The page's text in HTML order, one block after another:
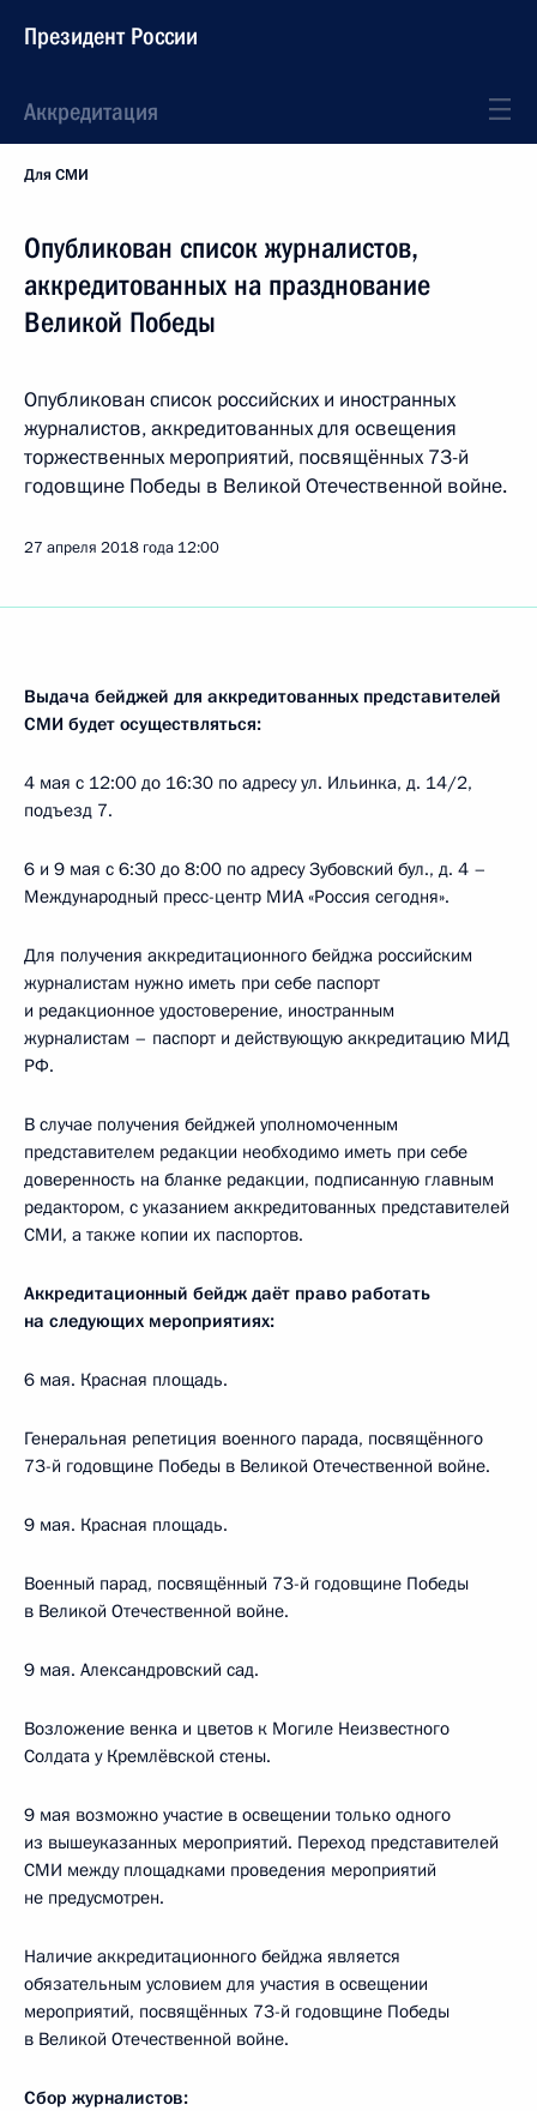
Президент России
Аккредитация
Для СМИ
Опубликован список журналистов,
аккредитованных на празднование
Великой Победы
Опубликован список российских и иностранных
журналистов, аккредитованных для освещения
торжественных мероприятий, посвящённых 73-й
годовщине Победы в Великой Отечественной войне.
27 апреля 2018 года 12:00
Выдача бейджей для аккредитованных представителей
СМИ будет осуществляться:
4 мая с 12:00 до 16:30 по адресу ул. Ильинка, д. 14/2,
подъезд 7.
6 и 9 мая с 6:30 до 8:00 по адресу Зубовский бул., д. 4 –
Международный пресс-центр МИА «Россия сегодня».
Для получения аккредитационного бейджа российским
журналистам нужно иметь при себе паспорт
и редакционное удостоверение, иностранным
журналистам – паспорт и действующую аккредитацию МИД
РФ.
В случае получения бейджей уполномоченным
представителем редакции необходимо иметь при себе
доверенность на бланке редакции, подписанную главным
редактором, с указанием аккредитованных представителей
СМИ, а также копии их паспортов.
Аккредитационный бейдж даёт право работать
на следующих мероприятиях:
6 мая. Красная площадь.
Генеральная репетиция военного парада, посвящённого
73-й годовщине Победы в Великой Отечественной войне.
9 мая. Красная площадь.
Военный парад, посвящённый 73-й годовщине Победы
в Великой Отечественной войне.
9 мая. Александровский сад.
Возложение венка и цветов к Могиле Неизвестного
Солдата у Кремлёвской стены.
9 мая возможно участие в освещении только одного
из вышеуказанных мероприятий. Переход представителей
СМИ между площадками проведения мероприятий
не предусмотрен.
Наличие аккредитационного бейджа является
обязательным условием для участия в освещении
мероприятий, посвящённых 73-й годовщине Победы
в Великой Отечественной войне.
Сбор журналистов: